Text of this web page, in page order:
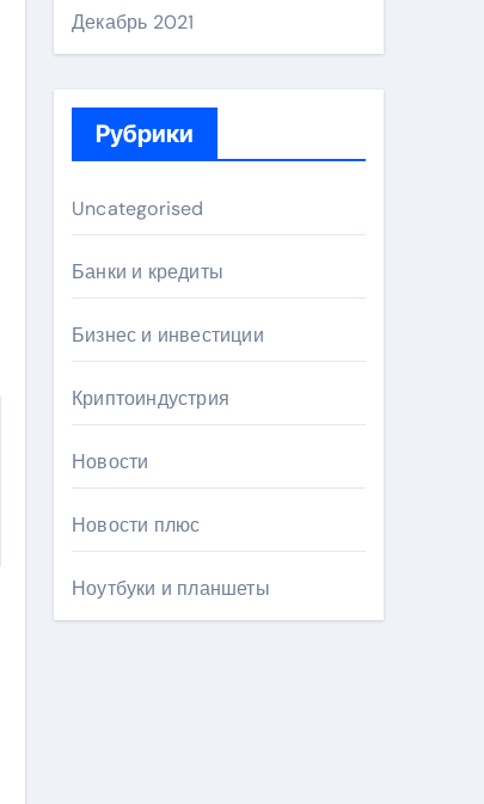
Декабрь 2021
Рубрики
Uncategorised
Банки и кредиты
Бизнес и инвестиции
Криптоиндустрия
Новости
Новости плюс
Ноутбуки и планшеты